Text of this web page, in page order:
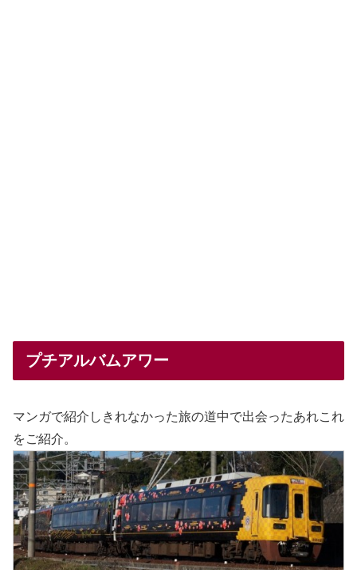
プチアルバムアワー
マンガで紹介しきれなかった旅の道中で出会ったあれこれ
をご紹介。